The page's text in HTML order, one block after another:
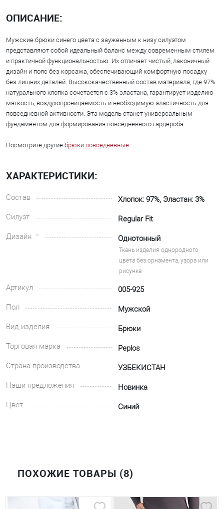
ОПИСАНИЕ:
Мужские брюки синего цвета с зауженным к низу силуэтом
представляют собой идеальный баланс между современным стилем
и практичной функциональностью. Их отличает чистый, лаконичный
дизайн и пояс без корсажа, обеспечивающий комфортную посадку
без лишних деталей. Высококачественный состав материала, где 97%
натурального хлопка сочетается с 3% эластана, гарантирует изделию
мягкость, воздухопроницаемость и необходимую эластичность для
повседневной активности. Эта модель станет универсальным
фундаментом для формирования повседневного гардероба.
Посмотрите другие брюки повседневные.
ХАРАКТЕРИСТИКИ:
Состав
Хлопок: 97%, Эластан: 3%
Силуэт
Regular Fit
Дизайн
Однотонный
Ткань изделия однородного
цвета без орнамента, узора или
рисунка
Артикул
005-925
Пол
Мужской
Вид изделия
Брюки
Торговая марка
Peplos
Страна производства
УЗБЕКИСТАН
Наши предложения
Новинка
Цвет
Синий
ПОХОЖИЕ ТОВАРЫ (8)